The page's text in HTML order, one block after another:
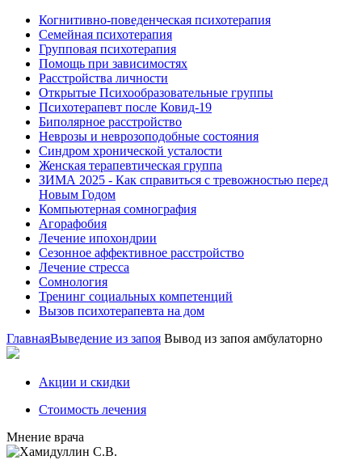
Когнитивно-поведенческая психотерапия
Семейная психотерапия
Групповая психотерапия
Помощь при зависимостях
Расстройства личности
Открытые Психообразовательные группы
Психотерапевт после Ковид-19
Биполярное расстройство
Неврозы и неврозоподобные состояния
Синдром хронической усталости
Женская терапевтическая группа
ЗИМА 2025 - Как справиться с тревожностью перед
Новым Годом
Компьютерная сомнография
Агорафобия
Лечение ипохондрии
Сезонное аффективное расстройство
Лечение стресса
Сомнология
Тренинг социальных компетенций
Вызов психотерапевта на дом
ГлавнаяВыведение из запоя Вывод из запоя амбулаторно
Акции и скидки
Стоимость лечения
Мнение врача